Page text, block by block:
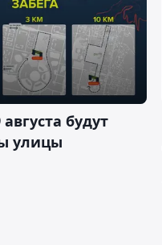
будут
улицы